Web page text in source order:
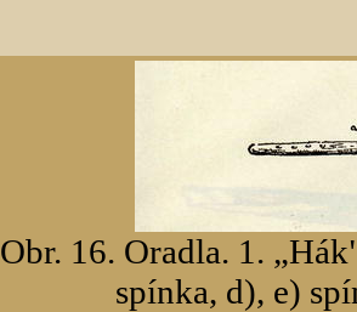
Obr. 16. Oradla. 1.
spínka, d), e)